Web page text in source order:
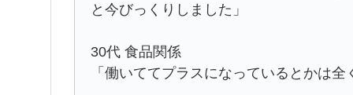
と今びっくりしました」
30代 食品関係
「働いててプラスになっているとかは